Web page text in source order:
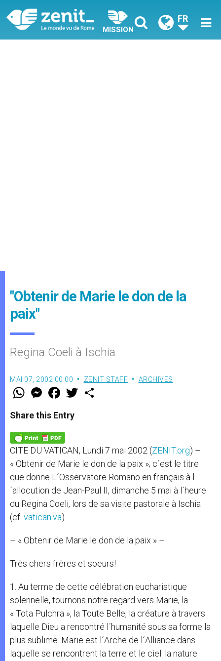
MISSION
FR
"Obtenir de Marie le don de la
paix"
Regina Coeli à Ischia
MAI 07, 2002 00:00 ZENIT STAFF ARCHIVES
W
t
s
p
p
M
e
s
e
g
e
r
F
a
e
b
o
k
w
Share this Entry
CITE DU VATICAN, Lundi 7 mai 2002 (ZENIT.org) –
« Obtenir de Marie le don de la paix »; c´est le titre
que donne L´Osservatore Romano en français à l
´allocution de Jean-Paul II, dimanche 5 mai à l´heure
du Regina Coeli, lors de sa visite pastorale à Ischia
(cf. vatican.va).
– « Obtenir de Marie le don de la paix » –
Très chers frères et soeurs!
1. Au terme de cette célébration eucharistique
solennelle, tournons notre regard vers Marie, la
« Tota Pulchra », la Toute Belle, la créature à travers
laquelle Dieu a rencontré l´humanité sous sa forme la
plus sublime. Marie est l´Arche de l´Alliance dans
laquelle se rencontrent la terre et le ciel: la nature